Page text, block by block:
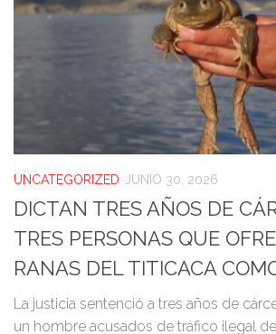
UNCATEGORIZED JUNIO 30, 2026
DICTAN TRES AÑOS DE
TRES PERSONAS QUE
RANAS DEL TITICACA
La justicia sentenció a tres años de
un hombre acusados de tráfico ilegal de